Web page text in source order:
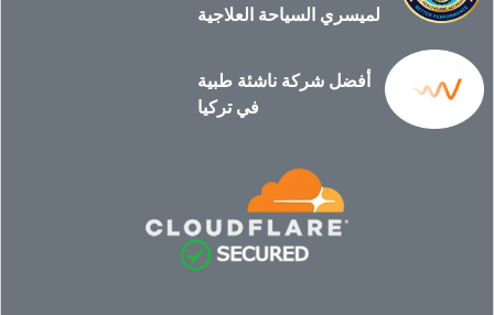
لميسري السياحة العلاجية
أفضل شركة ناشئة طبية
في تركيا